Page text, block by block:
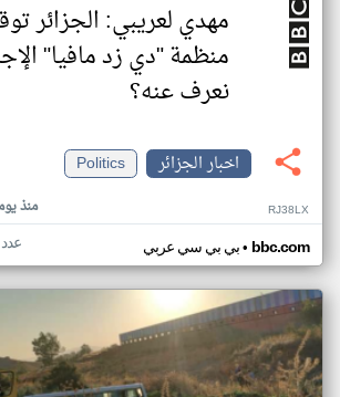
مهدي لعريبي: الجزائر
منظمة "دي زد مافيا"
نعرف عنه؟
اخبار الجزائر
Politics
منذ RJ38LX
بي بي سي عربي• bbc.com عدد